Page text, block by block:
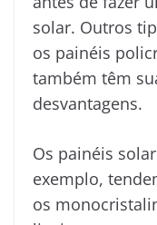
solar. Outros
os painéis
também têm
desvantagens.
Os painéis
exemplo,
os